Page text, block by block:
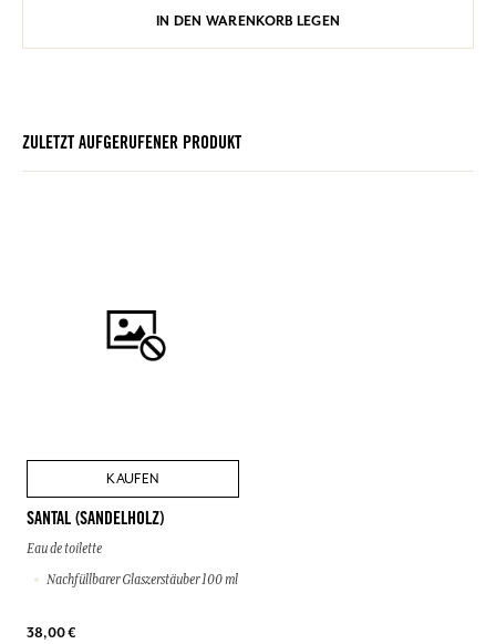
IN DEN WARENKORB LEGEN
ZULETZT AUFGERUFENER PRODUKT
KAUFEN
SANTAL (SANDELHOLZ)
Eau de toilette
Nachfüllbarer Glaszerstäuber 100 ml
38,00 €